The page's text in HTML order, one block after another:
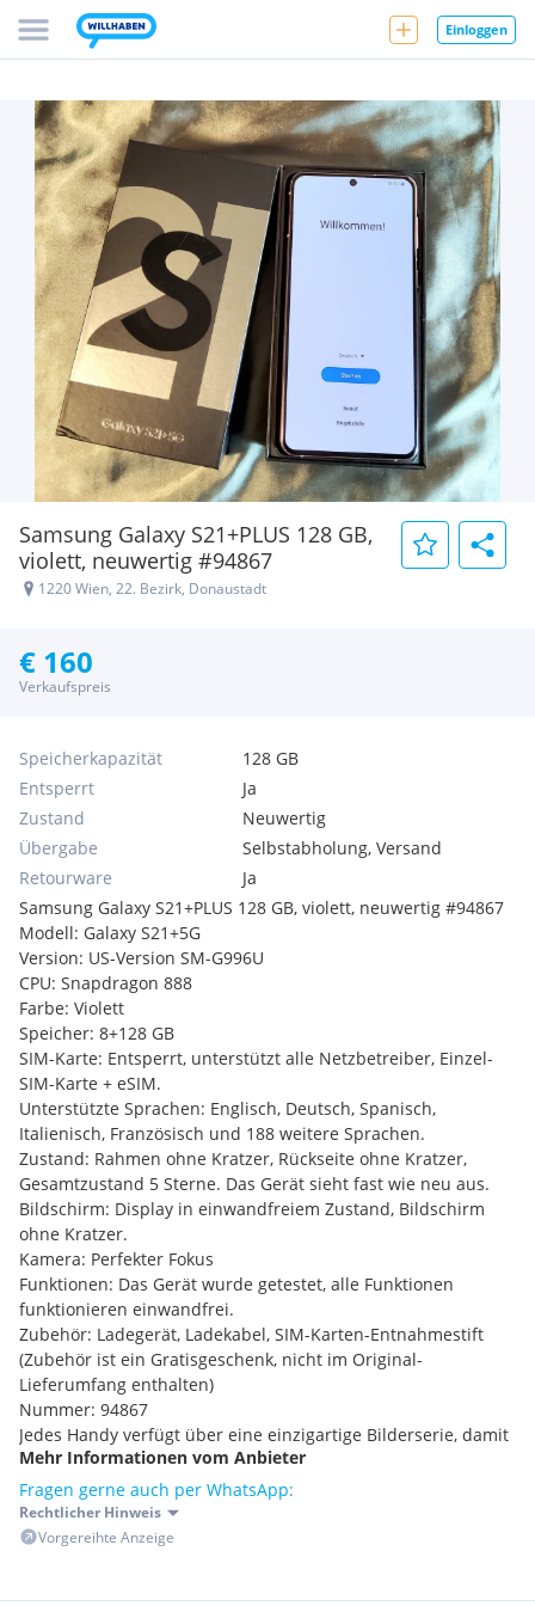
Einloggen
Samsung Galaxy S21+PLUS 128 GB,
violett, neuwertig #94867
1220 Wien, 22. Bezirk, Donaustadt
€ 160
Verkaufspreis
Speicherkapazität
128 GB
Entsperrt
Ja
Zustand
Neuwertig
Übergabe
Selbstabholung, Versand
Retourware
Ja
Samsung Galaxy S21+PLUS 128 GB, violett, neuwertig #94867
Modell: Galaxy S21+5G
Version: US-Version SM-G996U
CPU: Snapdragon 888
Farbe: Violett
Speicher: 8+128 GB
SIM-Karte: Entsperrt, unterstützt alle Netzbetreiber, Einzel-
SIM-Karte + eSIM.
Unterstützte Sprachen: Englisch, Deutsch, Spanisch,
Italienisch, Französisch und 188 weitere Sprachen.
Zustand: Rahmen ohne Kratzer, Rückseite ohne Kratzer,
Gesamtzustand 5 Sterne. Das Gerät sieht fast wie neu aus.
Bildschirm: Display in einwandfreiem Zustand, Bildschirm
ohne Kratzer.
Kamera: Perfekter Fokus
Funktionen: Das Gerät wurde getestet, alle Funktionen
funktionieren einwandfrei.
Zubehör: Ladegerät, Ladekabel, SIM-Karten-Entnahmestift
(Zubehör ist ein Gratisgeschenk, nicht im Original-
Lieferumfang enthalten)
Nummer: 94867
Jedes Handy verfügt über eine einzigartige Bilderserie, damit
Sie sich ein anschauliches Bild vom Aussehen des Geräts
machen können. Ich bemühe mich außerdem, etwaige
Mängel des Produkts wahrheitsgetreu zu beschreiben.
Mehr Informationen vom Anbieter
Fragen gerne auch per WhatsApp:
Rechtlicher Hinweis
Vorgereihte Anzeige